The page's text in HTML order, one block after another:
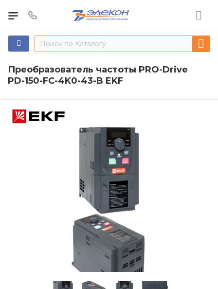
Преобразователь частоты PRO-Drive
PD-150-FC-4K0-43-B EKF